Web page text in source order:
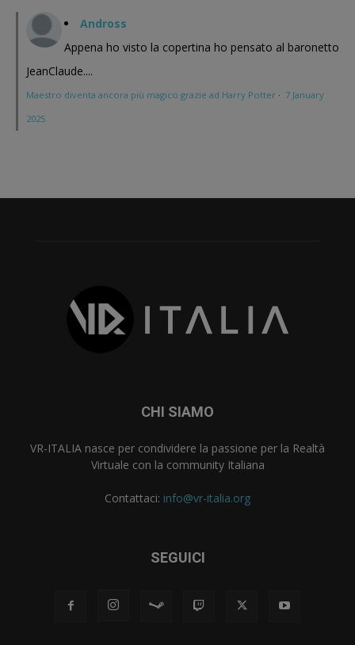
Andross
Appena ho visto la copertina ho pensato al baronetto
JeanClaude....
Maestro diventa ancora più magico grazie ad Harry Potter · 7 January
2025
CHI SIAMO
VR-ITALIA nasce per condividere la passione per la Realtà
Virtuale con la community Italiana
Contattaci: info@vr-italia.org
SEGUICI